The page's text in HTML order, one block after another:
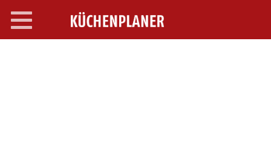
Toggle
navigation